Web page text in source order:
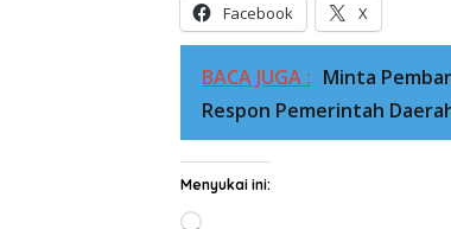
Facebook X
BACA JUGA : Minta
Respon Pemerintah
Menyukai ini:
Memuat...